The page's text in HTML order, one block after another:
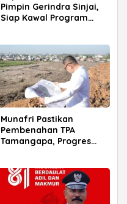
Pimpin Gerindra Sinjai,
Siap Kawal Program
Munafri Pastikan
Pembenahan TPA
Tamangapa, Progres